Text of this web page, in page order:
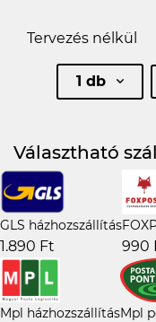
Tervezés nélkül
1 db
Választható
GLS házhozszállítás
1.890 Ft 990
Mpl házhozszállításMpl